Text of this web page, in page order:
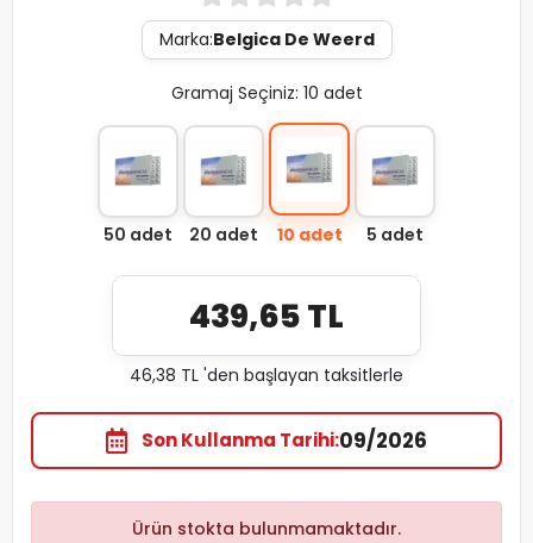
Marka:Belgica De Weerd
Gramaj Seçiniz: 10 adet
50 adet 20 adet 10 adet 5 adet
439,65 TL
46,38 TL 'den başlayan taksitlerle
Son Kullanma Tarihi 09/2026
Ürün stokta bulunmamaktadır.